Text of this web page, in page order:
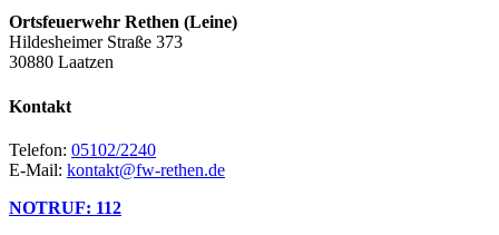
Ortsfeuerwehr Rethen (Leine)
Hildesheimer Straße 373
30880 Laatzen
Kontakt
Telefon: 05102/2240
E-Mail: kontakt@fw-rethen.de
NOTRUF: 112